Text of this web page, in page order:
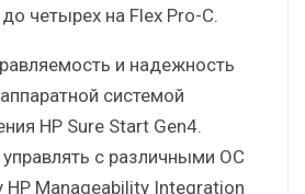
четырех на Flex Pro-C.
и надежность
системой
HP Sure Start Gen4.
с различными ОС
HP Manageability Integration